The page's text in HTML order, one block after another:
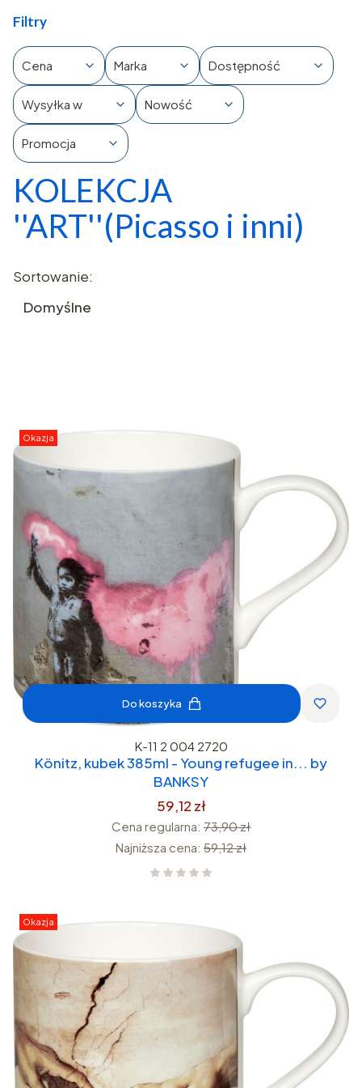
Filtry
Cena Marka Dostępność
Wysyłka w Nowość
Promocja
Koniec filtrów
KOLEKCJA
''ART''(Picasso i inni)
Lista produktów
Sortowanie:
Domyślne
Okazja
Do koszyka
K-11 2 004 2720
Könitz, kubek 385ml - Young refugee in... by
BANKSY
59,12 zł
Cena regularna: 73,90 zł
Najniższa cena: 59,12 zł
Okazja